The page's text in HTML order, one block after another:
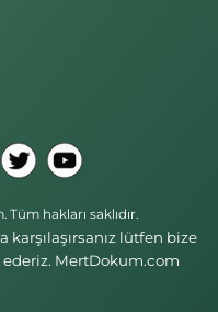
hakları saklıdır.
lütfen bize
MertDokum.com